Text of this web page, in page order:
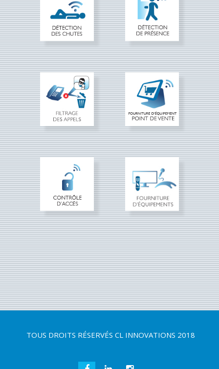
TOUS DROITS RÉSERVÉS CL INNOVATIONS 2018